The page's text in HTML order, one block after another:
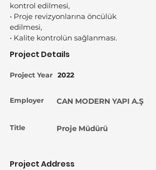
kontrol edilmesi,
• Proje revizyonlarına öncülük
edilmesi,
• Kalite kontrolün sağlanması.
Project Details
Project Year 2022
Employer CAN MODERN YAPI A.Ş
Title Proje Müdürü
Project Address